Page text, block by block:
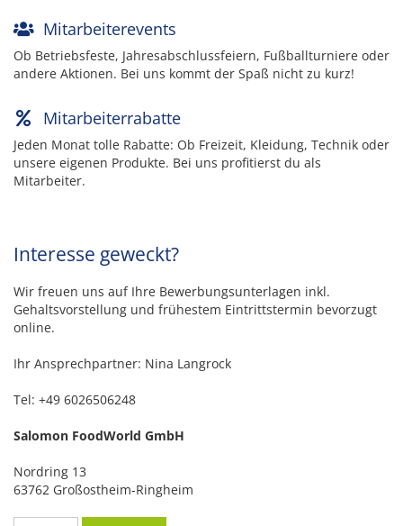
Mitarbeiterevents
Ob Betriebsfeste, Jahresabschlussfeiern, Fußballturniere oder
andere Aktionen. Bei uns kommt der Spaß nicht zu kurz!
Mitarbeiterrabatte
Jeden Monat tolle Rabatte: Ob Freizeit, Kleidung, Technik oder
unsere eigenen Produkte. Bei uns profitierst du als
Mitarbeiter.
Interesse geweckt?
Wir freuen uns auf Ihre Bewerbungsunterlagen inkl.
Gehaltsvorstellung und frühestem Eintrittstermin bevorzugt
online.
Ihr Ansprechpartner: Nina Langrock
Tel: +49 6026506248
Salomon FoodWorld GmbH
Nordring 13
63762 Großostheim-Ringheim